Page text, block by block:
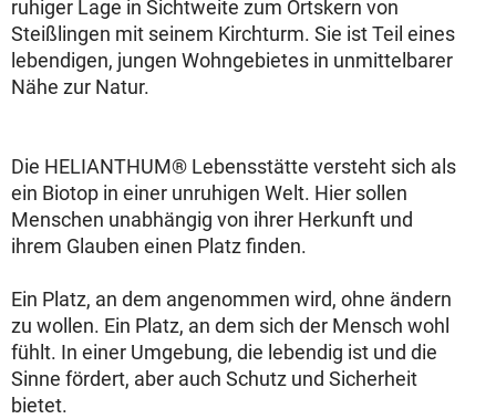
ruhiger Lage in Sichtweite zum Ortskern von
Steißlingen mit seinem Kirchturm. Sie ist Teil eines
lebendigen, jungen Wohngebietes in unmittelbarer
Nähe zur Natur.
Die HELIANTHUM® Lebensstätte versteht sich als
ein Biotop in einer unruhigen Welt. Hier sollen
Menschen unabhängig von ihrer Herkunft und
ihrem Glauben einen Platz finden.
Ein Platz, an dem angenommen wird, ohne ändern
zu wollen. Ein Platz, an dem sich der Mensch wohl
fühlt. In einer Umgebung, die lebendig ist und die
Sinne fördert, aber auch Schutz und Sicherheit
bietet.